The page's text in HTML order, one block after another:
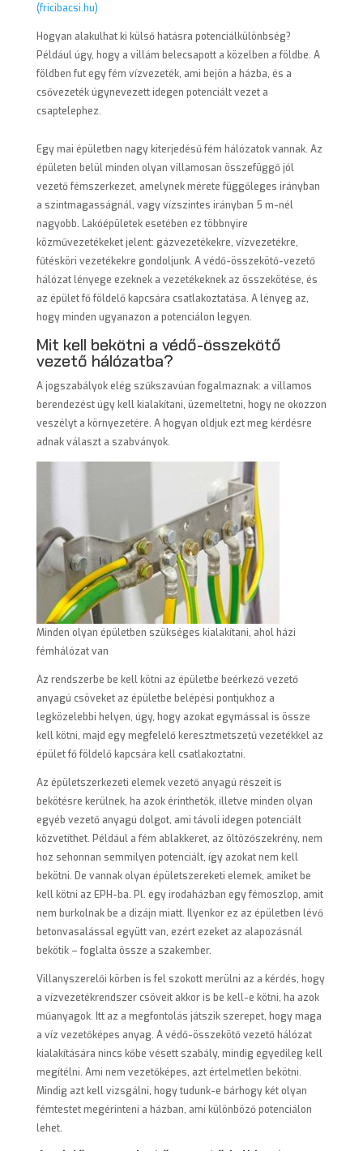
(fricibacsi.hu)
Hogyan alakulhat ki külső hatásra potenciálkülönbség?
Például úgy, hogy a villám belecsapott a közelben a földbe. A
földben fut egy fém vízvezeték, ami bejön a házba, és a
csővezeték úgynevezett idegen potenciált vezet a
csaptelephez.
Egy mai épületben nagy kiterjedésű fém hálózatok vannak. Az
épületen belül minden olyan villamosan összefüggő jól
vezető fémszerkezet, amelynek mérete függőleges irányban
a szintmagasságnál, vagy vízszintes irányban 5 m-nél
nagyobb. Lakóépületek esetében ez többnyire
közművezetékeket jelent: gázvezetékekre, vízvezetékre,
fűtésköri vezetékekre gondoljunk. A védő-összekötő-vezető
hálózat lényege ezeknek a vezetékeknek az összekötése, és
az épület fő földelő kapcsára csatlakoztatása. A lényeg az,
hogy minden ugyanazon a potenciálon legyen.
Mit kell bekötni a védő-összekötő
vezető hálózatba?
A jogszabályok elég szűkszavúan fogalmaznak: a villamos
berendezést úgy kell kialakítani, üzemeltetni, hogy ne okozzon
veszélyt a környezetére. A hogyan oldjuk ezt meg kérdésre
adnak választ a szabványok.
Minden olyan épületben szükséges kialakítani, ahol házi
fémhálózat van
Az rendszerbe be kell kötni az épületbe beérkező vezető
anyagú csöveket az épületbe belépési pontjukhoz a
legközelebbi helyen, úgy, hogy azokat egymással is össze
kell kötni, majd egy megfelelő keresztmetszetű vezetékkel az
épület fő földelő kapcsára kell csatlakoztatni.
Az épületszerkezeti elemek vezető anyagú részeit is
bekötésre kerülnek, ha azok érinthetők, illetve minden olyan
egyéb vezető anyagú dolgot, ami távoli idegen potenciált
közvetíthet. Például a fém ablakkeret, az öltözőszekrény, nem
hoz sehonnan semmilyen potenciált, így azokat nem kell
bekötni. De vannak olyan épületszereketi elemek, amiket be
kell kötni az EPH-ba. Pl. egy irodaházban egy fém­oszlop, amit
nem burkolnak be a dizájn miatt. Ilyenkor ez az épületben lévő
betonvasalással együtt van, ezért ezeket az alapozásnál
bekötik – foglalta össze a szakember.
Villanyszerelői körben is fel szokott merülni az a kérdés, hogy
a vízvezetékrendszer csöveit akkor is be kell-e kötni, ha azok
műanyagok. Itt az a megfontolás játszik szerepet, hogy maga
a víz vezetőképes anyag. A védő-összekötő vezető hálózat
kialakítására nincs kőbe vésett szabály, mindig egyedileg kell
megítélni. Ami nem vezetőképes, azt értelmetlen bekötni.
Mindig azt kell vizsgálni, hogy tudunk-e bárhogy két olyan
fémtestet megérinteni a házban, ami különböző potenciálon
lehet.